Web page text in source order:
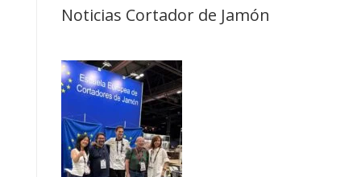
Noticias Cortador de Jamón